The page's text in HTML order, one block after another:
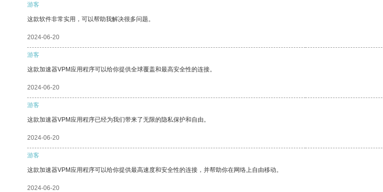
游客
这款软件非常实用，可以帮助我解决很多问题。
2024-06-20
游客
这款加速器VPM应用程序可以给你提供全球覆盖和最高安全性的连接。
2024-06-20
游客
这款加速器VPM应用程序已经为我们带来了无限的隐私保护和自由。
2024-06-20
游客
这款加速器VPM应用程序可以给你提供最高速度和安全性的连接，并帮助你在网络上自由移动。
2024-06-20